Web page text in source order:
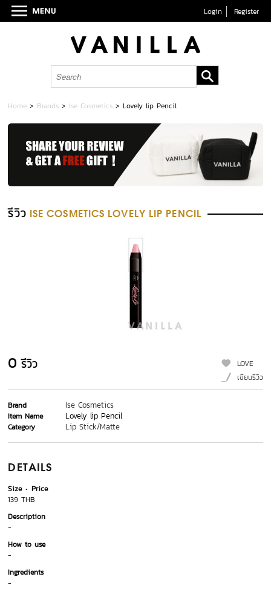
Login Register
Home > Brands > Ise Cosmetics >Lovely lip Pencil
รีวิว ISE COSMETICS LOVELY LIP PENCIL
0 รีวิว
LOVE
เขียนรีวิว
Brand Ise Cosmetics
Item Name Lovely lip Pencil
Category Lip Stick/Matte
DETAILS
Size
Price
139 THB
Description
-
How to use
-
Ingredients
-